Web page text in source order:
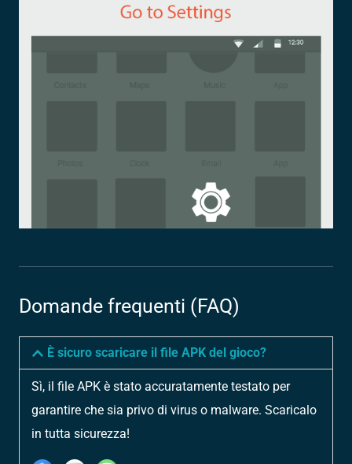
Domande frequenti (FAQ)
È sicuro scaricare il file APK del gioco?
Sì, il file APK è stato accuratamente testato per
garantire che sia privo di virus o malware. Scaricalo
in tutta sicurezza!